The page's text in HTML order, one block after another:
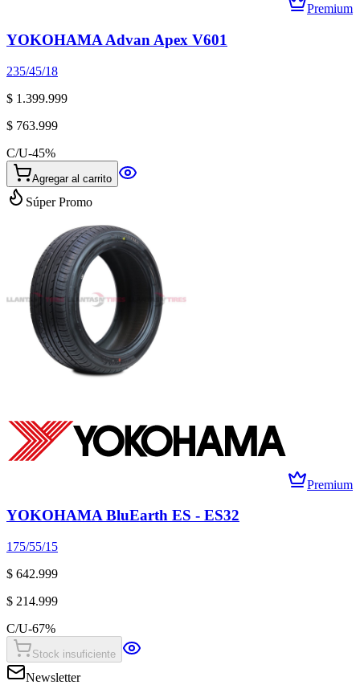
Premium
YOKOHAMA Advan Apex V601
235/45/18
$ 1.399.999
$ 763.999
C/U-45%
Agregar al carrito
Súper Promo
Premium
YOKOHAMA BluEarth ES - ES32
175/55/15
$ 642.999
$ 214.999
C/U-67%
Stock insuficiente
Newsletter